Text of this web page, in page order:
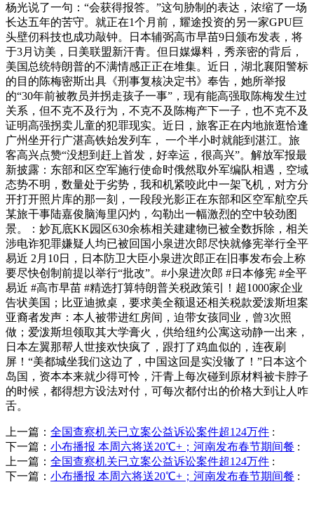
杨光说了一句：“会获得报答。”这句胁制的表达，浓缩了一场
长达五年的苦守。就正在1个月前，耀途投资的另一家GPU巨
头壁仞科技也成功敲钟。日本辅弼高市早苗9日颁布发表，将
于3月访美，日美联盟新汗青。但日媒爆料，秀亲密的背后，
美国总统特朗普的不满情感正正在堆集。近日，湖北襄阳警标
的目的陈梅密斯出具《刑事复核决定书》奉告，她所举报
的“30年前被教员并拐走孩子一事”，现有能高强取陈梅发生过
关系，但不克不及行为，不克不及陈梅产下一子，也不克不及
证明高强拐卖儿童的犯罪现实。近日，旅客正在内地旅逛恰逢
广州坐开行广湛高铁始发列车， 一个半小时就能到湛江。旅
客高兴点赞“没想到赶上首发，好幸运，很高兴”。解放军报最
新披露：东部和区空军施行使命时俄然取外军编队相遇，空域
态势不明，数量处于劣势，我和机紧咬此中一架飞机，对方分
开打开照片库的那一刻，一段段光影正在东部和区空军航空兵
某旅干事陆嘉俊脑海里闪灼，勾勒出一幅激烈的空中较劲图
景。：妙瓦底KK园区630余栋相关建建物已被全数拆除，相关
涉电诈犯罪嫌疑人均已被回国小泉进次郎尽快就修宪举行全平
易近 2月10日，日本防卫大臣小泉进次郎正在旧事发布会上称
要尽快创制前提以举行“批改”。#小泉进次郎 #日本修宪 #全平
易近 #高市早苗 #精选打算特朗普关税政策引！超1000家企业
告状美国；比亚迪掀桌，要求美全额退还相关税款爱泼斯坦案
亚裔者发声：本人被带进红房间，迫带女孩同业，曾3次照
做；爱泼斯坦领取其大学膏火，供给纽约公寓这动静一出来，
日本左翼那帮人世接欢快疯了，跟打了鸡血似的，连夜刷
屏！“美都城坐我们这边了，中国这回是实没辙了！”日本这个
岛国，资本本来就少得可怜，汗青上每次碰到原材料被卡脖子
的时候，都得想方设法对付，可每次都付出的价格大到让人咋
舌。
上一篇： 全国查察机关已立案公益诉讼案件超124万件 :
下一篇： 小布播报 本周六将送20℃+；河南发布春节期间餐 :
上一篇： 全国查察机关已立案公益诉讼案件超124万件 :
下一篇： 小布播报 本周六将送20℃+；河南发布春节期间餐 :